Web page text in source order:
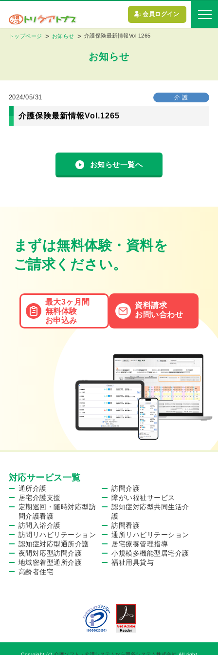
会員ログイン
トップページ お知らせ 介護保険最新情報Vol.1265
お知らせ
2024/05/31 介 護
介護保険最新情報Vol.1265
お知らせ一覧へ
まずは無料体験・資料を
ご請求ください。
最大3ヶ月間
無料体験
お申込み
資料請求
お問い合わせ
対応サービス一覧
通所介護
訪問介護
居宅介護支援
障がい福祉サービス
定期巡回・随時対応型訪
問介護看護
認知症対応型共同生活介
護
訪問入浴介護
訪問看護
訪問リハビリテーション
通所リハビリテーション
認知症対応型通所介護
居宅療養管理指導
夜間対応型訪問介護
小規模多機能型居宅介護
地域密着型通所介護
福祉用具貸与
高齢者住宅